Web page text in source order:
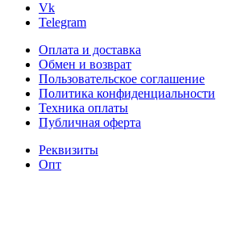
Vk
Telegram
Оплата и доставка
Обмен и возврат
Пользовательское соглашение
Политика конфиденциальности
Техника оплаты
Публичная оферта
Реквизиты
Опт